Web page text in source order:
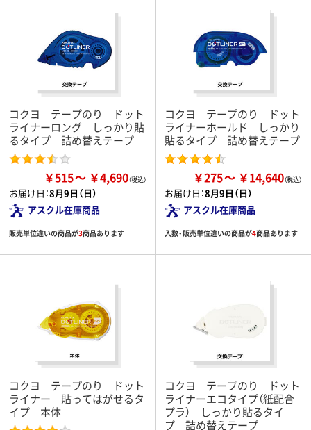
コクヨ テープのり ドット
ライナーロング しっかり貼
るタイプ 詰め替えテープ
￥515 ￥4,690
お届け日：8月9日（日）
アスクル在庫商品
販売単位違いの商品が3商品あります
コクヨ テープのり ドット
ライナーホールド しっかり
貼るタイプ 詰め替えテープ
￥275 ￥14,640
お届け日：8月9日（日）
アスクル在庫商品
入数・販売単位違いの商品が4商品あります
コクヨ テープのり ドット
ライナー 貼ってはがせるタ
イプ 本体
コクヨ テープのり ドット
ライナーエコタイプ（紙配合
プラ） しっかり貼るタイ
プ 詰め替えテープ